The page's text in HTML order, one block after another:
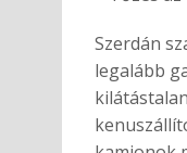
Szerdán
legalább